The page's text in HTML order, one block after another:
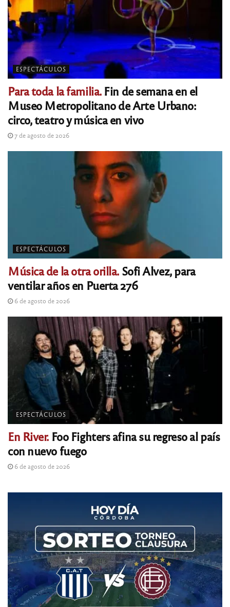
ESPECTÁCULOS
Para toda la familia.Fin de semana en el
Museo Metropolitano de Arte Urbano:
circo, teatro y música en vivo
7 de agosto de 2026
ESPECTÁCULOS
Música de la otra orilla. Sofi Alvez, para
ventilar años en Puerta 276
6 de agosto de 2026
ESPECTÁCULOS
En River. Foo Fighters afina su regreso al país
con nuevo fuego
6 de agosto de 2026